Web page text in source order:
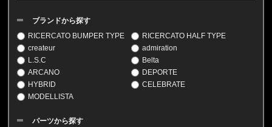
ブランドから探す
RICERCATO BUMPER TYPE
RICERCATO HALF TYPE
createur
admiration
L.S.C
Belta
ARCANO
DEPORTE
HYBRID
CELEBRATE
MODELLISTA
パーツから探す